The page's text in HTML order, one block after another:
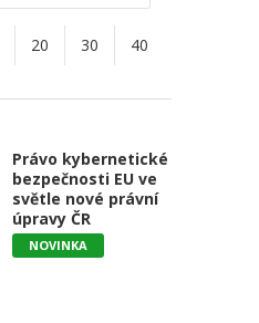
20 30 40
Právo kybernetické
bezpečnosti EU ve
světle nové právní
úpravy ČR
NOVINKA